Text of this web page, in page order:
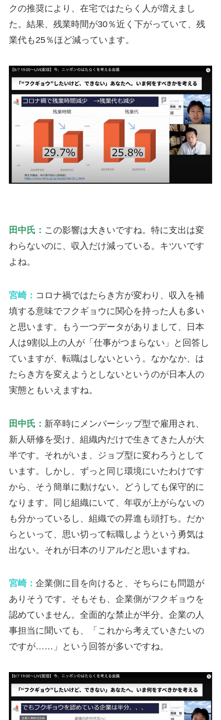
クの推奨により、在宅ではたらく人が増えまし
た。結果、残業時間が30％近く下がっていて、残
業代も25％ほど減っています。
田中氏： この影響は大きいですね。特に支出は変
わらないのに、収入だけ減っている。キツいです
よね。
宮崎： コロナ禍ではたらき方が変わり、収入を補
填する意味でフクギョウに関心を持った人も多い
と思います。もう一つデータがありまして、日本
人は9割以上の人が「仕事がつまらない」と回答し
ていますが、転職はしないという。なかなか、は
たらき方を変えようとしないというのが日本人の
実態ともいえますね。
田中氏： 新卒時にメンバーシップ型で雇用され、
新人研修を受け、組織内だけで生きてきた人が大
半です。それがいま、ジョブ型に変わろうとして
います。しかし、ずっと同じ環境にいたわけです
から、そう簡単に動けない。どうしても保守的に
なります。同じ組織にいて、年収が上がらないの
も分かっているし、組織での昇進も頭打ち。だか
らといって、思い切って転職しようという勇気は
出ない。それが日本のリアルだと思いますね。
宮崎： 企業側に目を向けると、そちらにも問題が
ありそうです。そもそも、企業側がフクギョウを
認めていません。全面的な禁止が半分。企業の人
事担当に聞いても、「これから考えていきたいの
ですが……」という回答が多いですね。